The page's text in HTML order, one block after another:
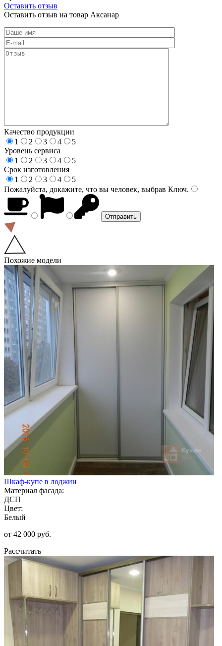
Оставить отзыв
Оставить отзыв на товар Аксанар
Качество продукции
1
2 3 4
5
Уровень сервиса
1
2 3 4
5
Срок изготовления
1
2 3 4
5
Пожалуйста, докажите, что вы человек, выбрав Ключ.
Похожие модели
Шкаф-купе в лоджии
Материал фасада:
ДСП
Цвет:
Белый
от 42 000 руб.
Рассчитать